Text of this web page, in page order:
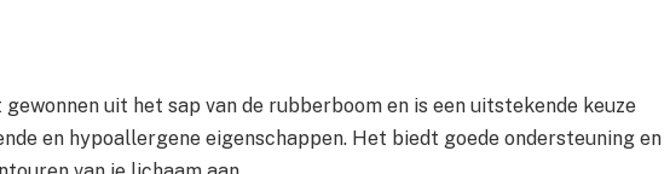
uit het sap van de rubberboom en is een uitstekende keuze
en hypoallergene eigenschappen. Het biedt goede ondersteuning en